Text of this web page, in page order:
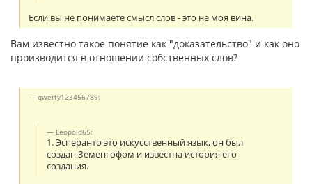
Если вы не понимаете смысл слов - это не моя вина.
Вам известно такое понятие как "доказательство" и как оно
производится в отношении собственных слов?
qwerty123456789:
Leopold65:
1. Эсперанто это искусственный язык, он был
создан Земенгофом и известна история его
создания.